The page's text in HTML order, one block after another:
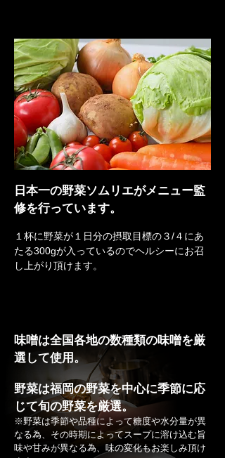
日本一の野菜ソムリエがメニュー監
修を行っています。
１杯に野菜が１日分の摂取目標の３/４にあ
たる300gが入っているのでヘルシーにお召
し上がり頂けます。
味噌は全国各地の数種類の味噌を厳
選して使用。
野菜は福岡の野菜を中心に季節に応
じて旬の野菜を厳選。
※野菜は季節や品種によって糖度や水分量が異
なる為、その時期によってスープに溶け込む旨
味や甘みが異なる為、味の変化もお楽しみ頂け